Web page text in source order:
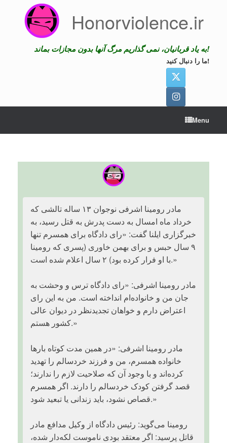
Honorviolence.ir
به یاد قربانیان، نمی گذاریم مرگ آنها بدون مجازات بماند!
ما را دنبال کنید!
Menu
‏مادر رومینا اشرفی نوجوان ۱۳ ساله تالشی که
خرداد ماه امسال به دست پدرش به قتل رسید، به
خبرگزاری ایلنا گفت: «رای دادگاه برای همسرم تنها
۹ سال حبس و برای بهمن خاوری (پسری که رومینا
با او فرار کرده بود) ۲ سال اعلام شده است.»
‏مادر رومینا اشرفی: «رای دادگاه ترس و وحشت به
جان من و خانواده‌ام انداخته است. من به این رای
اعتراض دارم و خواهان تجدیدنظر در دیوان عالی
کشور هستم.»
‏مادر رومینا اشرفی: «در همین مدت کوتاه بارها
خانواده همسرم، من و فرزند خردسالم را تهدید
کرده‌اند و با وجود آن که صلاحیت لازم را ندارند؛
قصد گرفتن کودک خردسالم را دارند. اگر همسرم
قصاص نشود، باید زندانی یا تبعید شود.»
‏وکیل مدافع مادر ⁧‫رومینا می‌گوید: رئیس دادگاه از
قاتل پرسید: اگر معتقد بودی ناموست لکه‌دار شده،